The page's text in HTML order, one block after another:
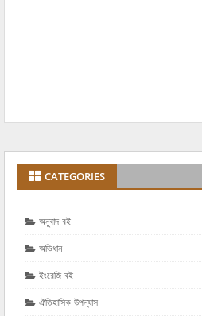
CATEGORIES
অনুবাদ-বই
অভিধান
ইংরেজি-বই
ঐতিহাসিক-উপন্যাস